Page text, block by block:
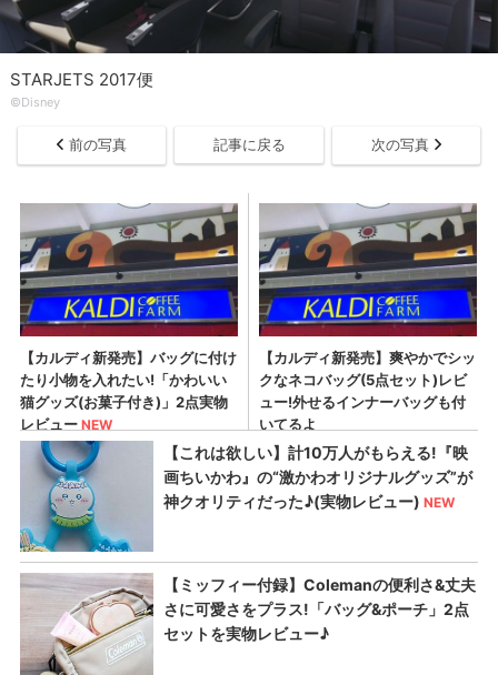
STARJETS 2017便
©︎Disney
前の写真 記事に戻る 次の写真